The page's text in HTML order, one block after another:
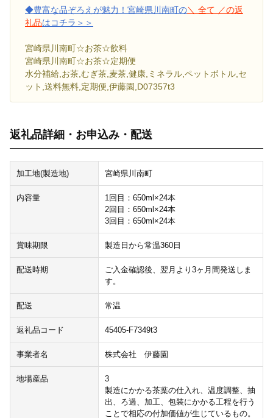
◆豊富な品ぞろえが魅力！宮崎県川南町の＼ 全て ／の返
礼品はコチラ＞＞
宮崎県川南町☆お茶☆飲料
宮崎県川南町☆お茶☆定期便
水分補給,お茶,むぎ茶,麦茶,健康,ミネラル,ペットボトル,セ
ット,送料無料,定期便,伊藤園,D07357t3
返礼品詳細・お申込み・配送
加工地(製造地) 宮崎県川南町
内容量
1回目：650ml×24本
2回目：650ml×24本
3回目：650ml×24本
賞味期限 製造日から常温360日
配送時期
ご入金確認後、翌月より3ヶ月間発送しま
す。
配送 常温
返礼品コード 45405-F7349t3
事業者名 株式会社 伊藤園
地場産品
3
製造にかかる茶葉の仕入れ、温度調整、抽
出、ろ過、加工、包装にかかる工程を行う
ことで相応の付加価値が生じているもの。